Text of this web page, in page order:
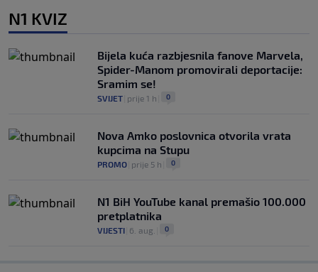
N1 KVIZ
Bijela kuća razbjesnila fanove Marvela,
Spider-Manom promovirali deportacije:
Sramim se!
SVIJET prije 1 h 0
Nova Amko poslovnica otvorila vrata
kupcima na Stupu
PROMO prije 5 h 0
N1 BiH YouTube kanal premašio 100.000
pretplatnika
VIJESTI 6. aug. 0